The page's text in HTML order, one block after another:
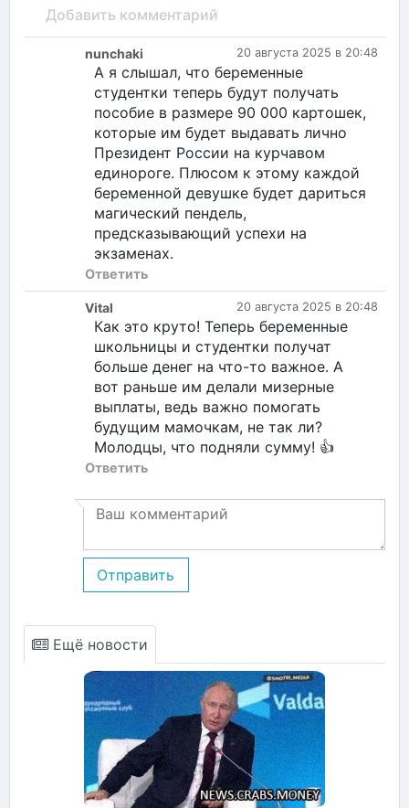
Добавить комментарий
20 августа 2025 в 20:48
nunchaki
А я слышал, что беременные
студентки теперь будут получать
пособие в размере 90 000 картошек,
которые им будет выдавать лично
Президент России на курчавом
единороге. Плюсом к этому каждой
беременной девушке будет дариться
магический пендель,
предсказывающий успехи на
экзаменах.
Ответить
20 августа 2025 в 20:48
Vital
Как это круто! Теперь беременные
школьницы и студентки получат
больше денег на что-то важное. А
вот раньше им делали мизерные
выплаты, ведь важно помогать
будущим мамочкам, не так ли?
Молодцы, что подняли сумму! 👍
Ответить
Отправить
Ещё новости